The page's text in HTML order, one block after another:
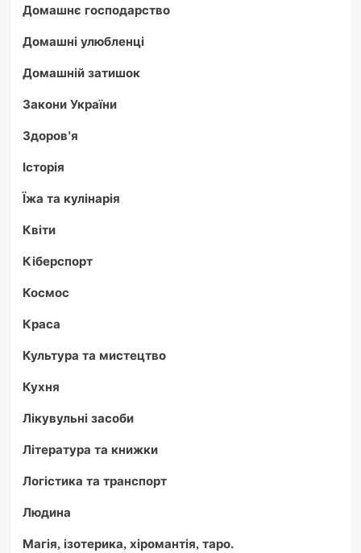
Домашнє господарство
Домашні улюбленці
Домашній затишок
Закони України
Здоров'я
Історія
Їжа та кулінарія
Квіти
Кіберспорт
Космос
Краса
Культура та мистецтво
Кухня
Лікувульні засоби
Література та книжки
Логістика та транспорт
Людина
Магія, ізотерика, хіромантія, таро.